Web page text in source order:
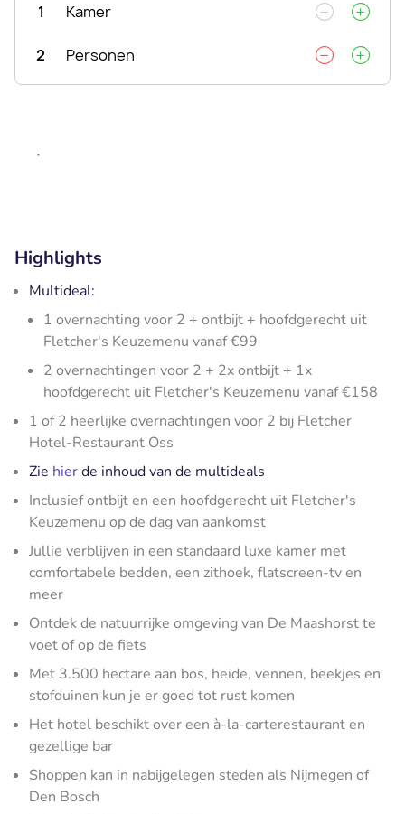
1 Kamer
2 Personen
Highlights
Multideal:
1 overnachting voor 2 + ontbijt + hoofdgerecht uit
Fletcher's Keuzemenu vanaf €99
2 overnachtingen voor 2 + 2x ontbijt + 1x
hoofdgerecht uit Fletcher's Keuzemenu vanaf €158
1 of 2 heerlijke overnachtingen voor 2 bij Fletcher
Hotel-Restaurant Oss
Zie hierde inhoud van de multideals
Inclusief ontbijt en een hoofdgerecht uit Fletcher's
Keuzemenu op de dag van aankomst
Jullie verblijven in een standaard luxe kamer met
comfortabele bedden, een zithoek, flatscreen-tv en
meer
Ontdek de natuurrijke omgeving van De Maashorst te
voet of op de fiets
Met 3.500 hectare aan bos, heide, vennen, beekjes en
stofduinen kun je er goed tot rust komen
Het hotel beschikt over een à-la-carterestaurant en
gezellige bar
Shoppen kan in nabijgelegen steden als Nijmegen of
Den Bosch